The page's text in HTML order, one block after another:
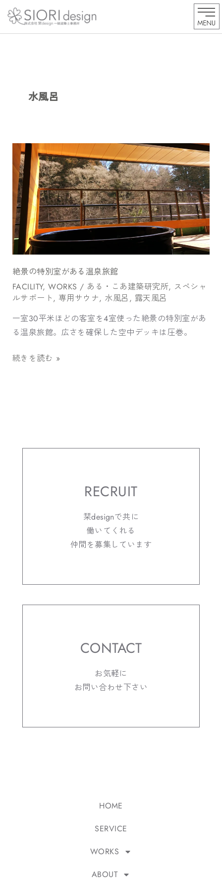
を
水風呂
絶景の特別室がある温泉旅館
FACILITY,WORKS / ある・こあ建築研究所, スペシャ
ルサポート, 専用サウナ, 水風呂 , 露天風呂
一室30平米ほどの客室を4室使った絶景の特別室があ
る温泉旅館。広さを確保した空中デッキは圧巻。
景
の
特
別
室
が
あ
温
泉
旅
館
続きを読む »
RECRUIT
栞designで共に
働いてくれる
仲間を募集しています
CONTACT
お気軽に
お問い合わせ下さい
HOME
SERVICE
WORKS
ABOUT